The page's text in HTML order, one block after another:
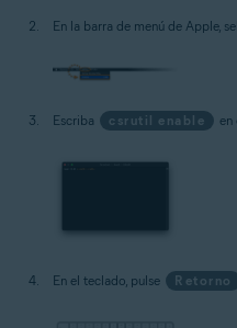
En la barra de menú de Apple,
Escriba csrutil enable en
En el teclado, pulse Retorno